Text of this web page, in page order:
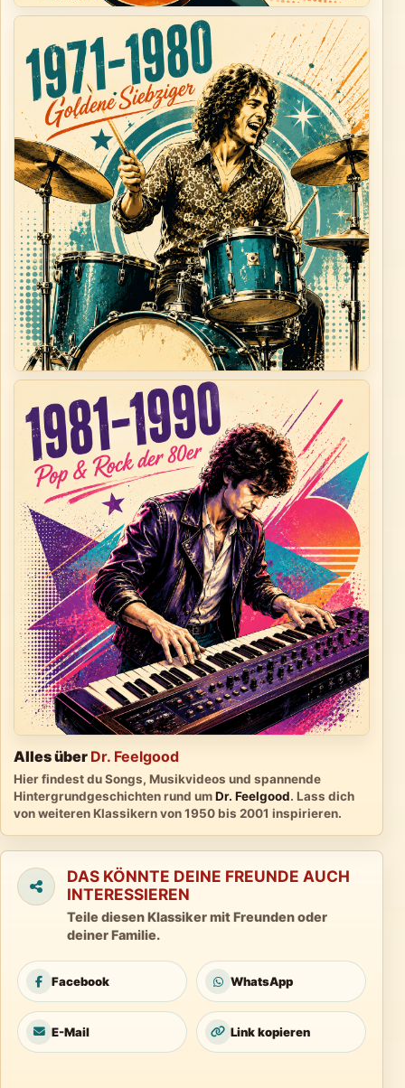
Alles über Dr. Feelgood
Hier findest du Songs, Musikvideos und spannende
Hintergrundgeschichten rund umDr. Feelgood. Lass dich
von weiteren Klassikern von 1950 bis 2001 inspirieren.
DAS KÖNNTE DEINE FREUNDE AUCH
INTERESSIEREN
Teile diesen Klassiker mit Freunden oder
deiner Familie.
Facebook WhatsApp
E-Mail Link kopieren